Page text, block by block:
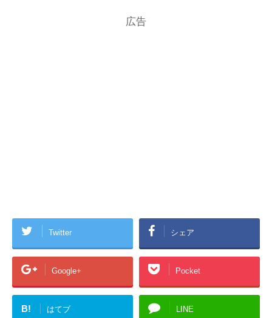
広告
Twitter シェア
Google+ Pocket
B! はてブ LINE